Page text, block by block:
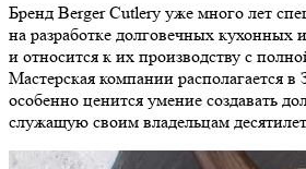
Бренд Berger Cutlery уже много лет
на разработке долговечных кухонных
и относится к их производству с
Мастерская компании располагается в
особенно ценится умение создавать
служащую своим владельцам